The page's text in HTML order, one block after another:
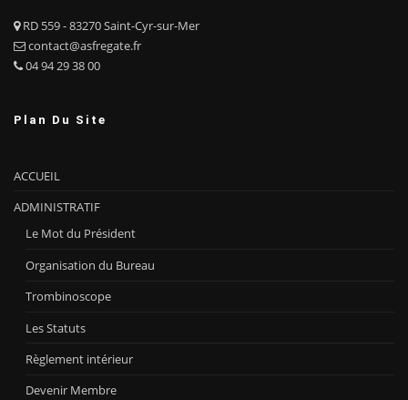
RD 559 - 83270 Saint-Cyr-sur-Mer
contact@asfregate.fr
04 94 29 38 00
Plan Du Site
ACCUEIL
ADMINISTRATIF
Le Mot du Président
Organisation du Bureau
Trombinoscope
Les Statuts
Règlement intérieur
Devenir Membre